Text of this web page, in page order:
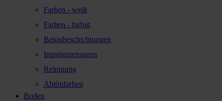
Farben - weiß
Farben - farbig
Betonbeschichtungen
Imprägnierungen
Reinigung
Abtönfarben
Boden